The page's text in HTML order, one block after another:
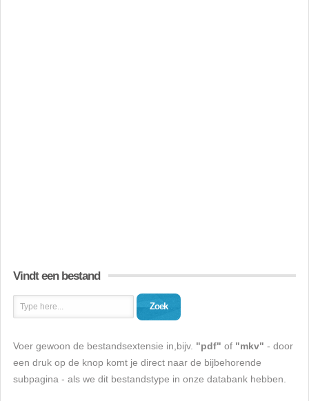
Vindt een bestand
Zoek
Voer gewoon de bestandsextensie in,bijv. "pdf" of "mkv" - door
een druk op de knop komt je direct naar de bijbehorende
subpagina - als we dit bestandstype in onze databank hebben.